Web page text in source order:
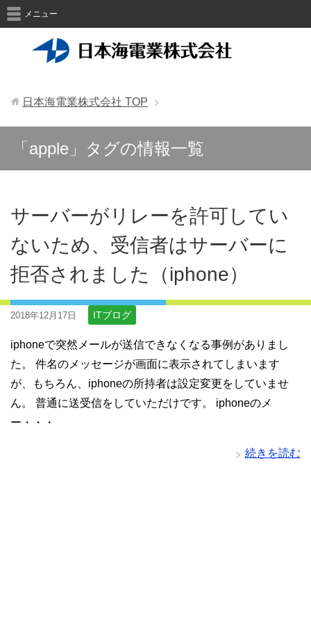
メニュー
日本海電業株式会社 TOP
「apple」タグの情報一覧
サーバーがリレーを許可してい
ないため、受信者はサーバーに
拒否されました（iphone）
2018年12月17日 ITブログ
iphoneで突然メールが送信できなくなる事例がありまし
た。 件名のメッセージが画面に表示されてしまいます
が、もちろん、iphoneの所持者は設定変更をしていませ
ん。 普通に送受信をしていただけです。 iphoneのメ
ー・・・
続きを読む